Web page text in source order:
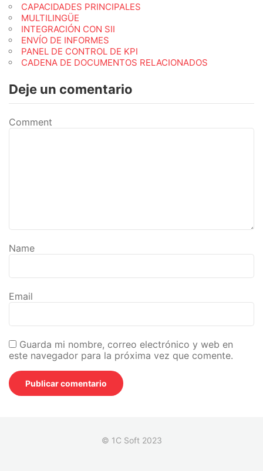
CAPACIDADES PRINCIPALES
MULTILINGÜE
INTEGRACIÓN CON SII
ENVÍO DE INFORMES
PANEL DE CONTROL DE KPI
CADENA DE DOCUMENTOS RELACIONADOS
Deje un comentario
Comment
Name
Email
Guarda mi nombre, correo electrónico y web en
este navegador para la próxima vez que comente.
© 1C Soft 2023